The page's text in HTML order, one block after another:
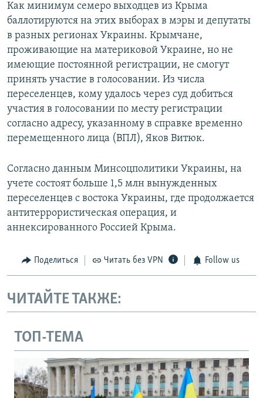
Как минимум семеро выходцев из Крыма
баллотируются на этих выборах в мэры и депутаты
в разных регионах Украины. Крымчане,
проживающие на материковой Украине, но не
имеющие постоянной регистрации, не смогут
принять участие в голосовании. Из числа
переселенцев, кому удалось через суд добиться
участия в голосовании по месту регистрации
согласно адресу, указанному в справке временно
перемещенного лица (ВПЛ), Яков Витюк.
Согласно данным Минсоцполитики Украины, на
учете состоят больше 1,5 млн вынужденных
переселенцев с востока Украины, где продолжается
антитеррористическая операция, и
аннексированного Россией Крыма.
Поделиться Читать без VPN Follow us
ЧИТАЙТЕ ТАКЖЕ:
ТОП-ТЕМА